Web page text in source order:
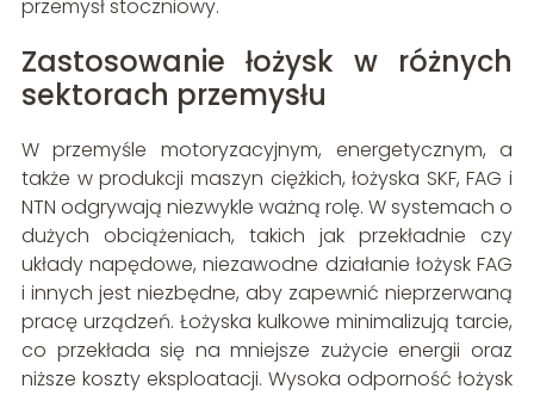
przemysł stoczniowy.
Zastosowanie łożysk w różnych
sektorach przemysłu
W przemyśle motoryzacyjnym, energetycznym, a
także w produkcji maszyn ciężkich, łożyska SKF, FAG i
NTN odgrywają niezwykle ważną rolę. W systemach o
dużych obciążeniach, takich jak przekładnie czy
układy napędowe, niezawodne działanie łożysk FAG
i innych jest niezbędne, aby zapewnić nieprzerwaną
pracę urządzeń. Łożyska kulkowe minimalizują tarcie,
co przekłada się na mniejsze zużycie energii oraz
niższe koszty eksploatacji. Wysoka odporność łożysk